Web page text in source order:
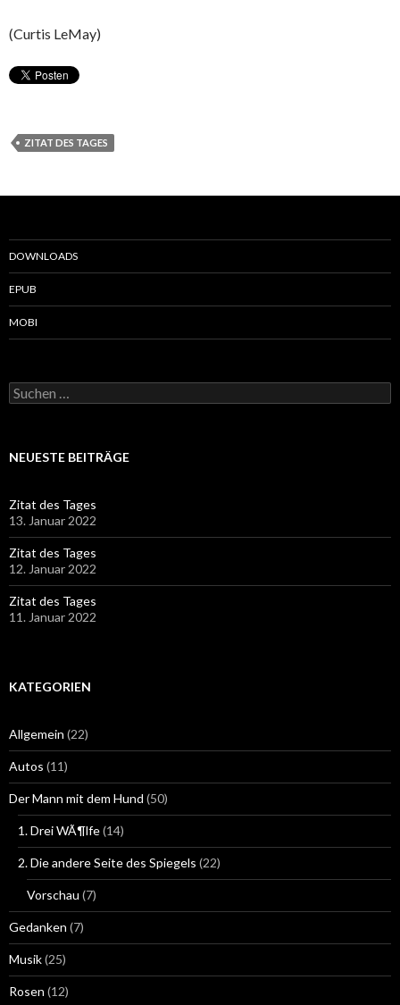
(Curtis LeMay)
ZITAT DES TAGES
DOWNLOADS
EPUB
MOBI
Suchen
nach:
NEUESTE BEITRÄGE
Zitat des Tages
13. Januar 2022
Zitat des Tages
12. Januar 2022
Zitat des Tages
11. Januar 2022
KATEGORIEN
Allgemein (22)
Autos (11)
Der Mann mit dem Hund (50)
1. Drei WÃ¶lfe(14)
2. Die andere Seite des Spiegels (22)
Vorschau (7)
Gedanken (7)
Musik(25)
Rosen (12)